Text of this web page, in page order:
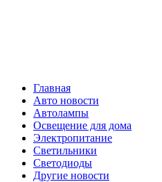
Главная
Авто новости
Автолампы
Освещение для дома
Электропитание
Светильники
Светодиоды
Другие новости